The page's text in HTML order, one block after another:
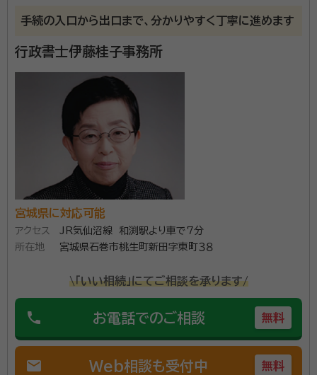
手続の入口から出口まで、分かりやすく丁寧に進めます
行政書士伊藤桂子事務所
宮城県に対応可能
アクセス
JR気仙沼線 和渕駅より車で7分
所在地
宮城県石巻市桃生町新田字東町３８
\「いい相続」にてご相談を承ります/
phone お電話でのご相談 無料
mail Web相談も受付中 無料